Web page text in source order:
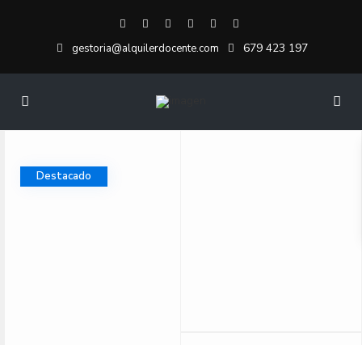
gestoria@alquilerdocente.com 679 423 197
Destacado